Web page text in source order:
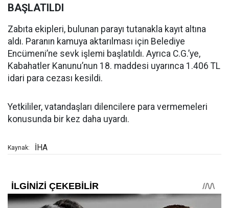
BAŞLATILDI
Zabıta ekipleri, bulunan parayı tutanakla kayıt altına
aldı. Paranın kamuya aktarılması için Belediye
Encümeni’ne sevk işlemi başlatıldı. Ayrıca C.G.’ye,
Kabahatler Kanunu’nun 18. maddesi uyarınca 1.406 TL
idari para cezası kesildi.
Yetkililer, vatandaşları dilencilere para vermemeleri
konusunda bir kez daha uyardı.
Kaynak: İHA